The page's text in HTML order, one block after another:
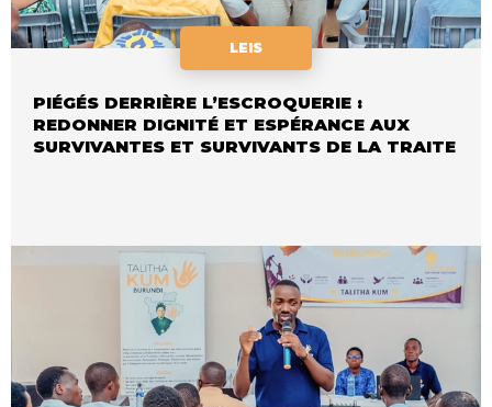
LEIS
PIÉGÉS DERRIÈRE L’ESCROQUERIE :
REDONNER DIGNITÉ ET ESPÉRANCE AUX
SURVIVANTES ET SURVIVANTS DE LA TRAITE